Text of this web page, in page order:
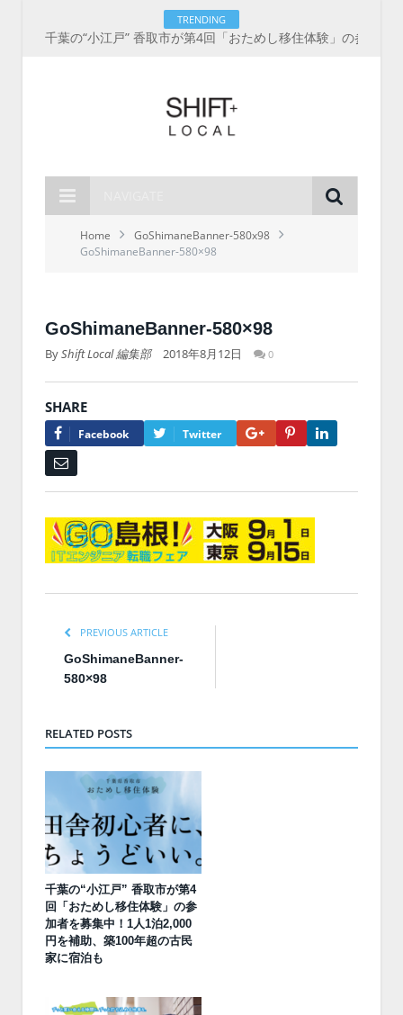
TRENDING
Home
GoShimaneBanner-580x98
GoShimaneBanner-580×98
GoShimaneBanner-580×98
ByShift Local 編集部 2018年8月12日 0
SHARE
Facebook Twitter Google+Pinterest
PREVIOUS ARTICLE
GoShimaneBanner-
580×98
RELATED POSTS
千葉の“小江戸” 香取市が第4
回「おためし移住体験」の参
加者を募集中！1人1泊2,000
円を補助、築100年超の古民
家に宿泊も